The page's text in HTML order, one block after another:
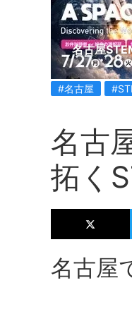
名古屋
#名古屋
名古
拓く
名古屋